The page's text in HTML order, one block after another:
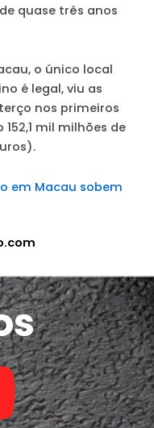
quase três anos
o único local
é legal, viu as
nos primeiros
mil milhões de
em Macau sobem